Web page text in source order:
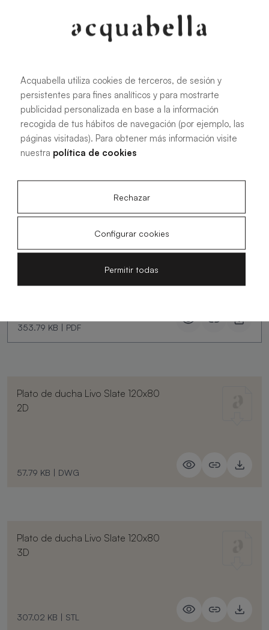
PDF
Manual de instalación de platos de
ducha Akron®
4.15 MB|PDF
Planos técnicos Livo Slate
353.79 KB | PDF
Plato de ducha Livo Slate 120x80
2D
57.79 KB | DWG
Plato de ducha Livo Slate 120x80
3D
307.02 KB | STL
Acquabella utiliza cookies de terceros, de sesión y
persistentes para fines analíticos y para mostrarte
publicidad personalizada en base a la información
recogida de tus hábitos de navegación (por ejemplo, las
páginas visitadas). Para obtener más información visite
nuestra política de cookies
Rechazar
Configurar cookies
Permitir todas